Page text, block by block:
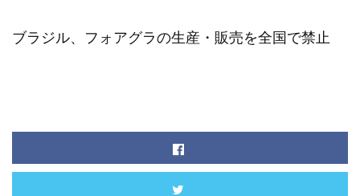
ブラジル、フォアグラの生産・販売を全国で禁止